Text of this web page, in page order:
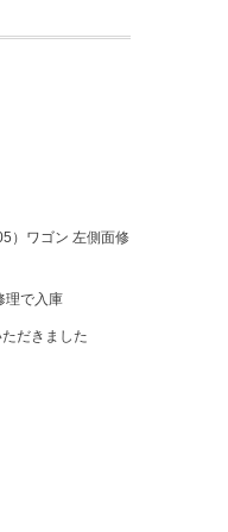
）ワゴン 左側面修
理で入庫
だきました